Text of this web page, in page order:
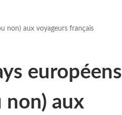
non) aux voyageurs français
européens
non) aux